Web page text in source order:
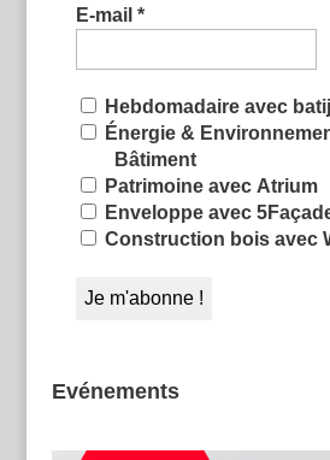
E-mail *
Hebdomadaire avec
Énergie &
Bâtiment
Patrimoine avec Atrium
Enveloppe avec
Construction bois avec
Evénements